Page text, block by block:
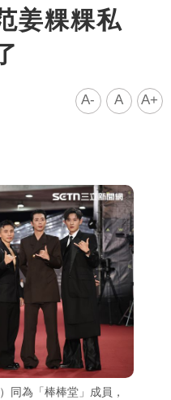
姜粿粿私
A- A A+
同為「棒棒堂」成員，